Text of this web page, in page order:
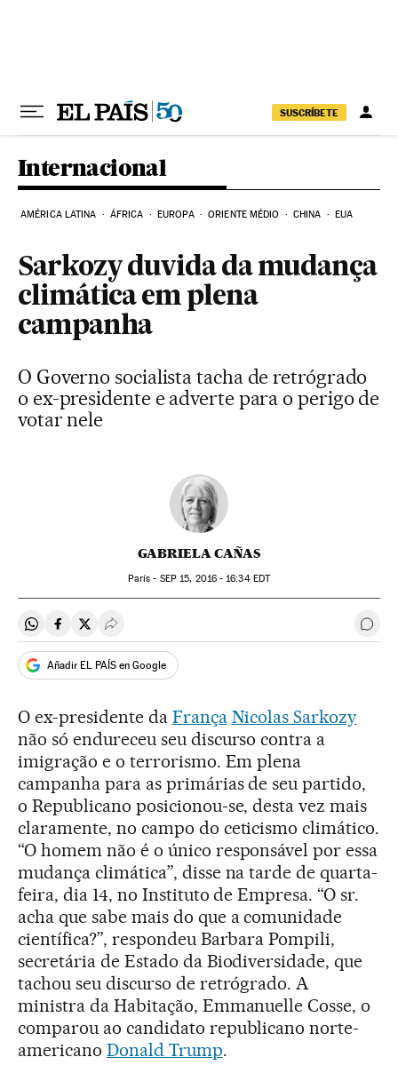
SUSCRÍBETE
Internacional
AMÉRICA LATINA ÁFRICA EUROPA ORIENTE MÉDIO CHINA EUA
Sarkozy duvida da mudança
climática em plena
campanha
O Governo socialista tacha de retrógrado
o ex-presidente e adverte para o perigo de
votar nele
GABRIELA CAÑAS
París - SEP 15, 2016 - 16:34EDT
Compartir en Whatsapp
Compartir en Facebook
Compartir en Twitter
Desplegar Redes Sociales
Añadir EL PAÍS en Google
O ex-presidente da França Nicolas Sarkozy
não só endureceu seu discurso contra a
imigração e o terrorismo. Em plena
campanha para as primárias de seu partido,
o Republicano posicionou-se, desta vez mais
claramente, no campo do ceticismo climático.
“O homem não é o único responsável por essa
mudança climática”, disse na tarde de quarta-
feira, dia 14, no Instituto de Empresa. “O sr.
acha que sabe mais do que a comunidade
científica?”, respondeu Barbara Pompili,
secretária de Estado da Biodiversidade, que
tachou seu discurso de retrógrado. A
ministra da Habitação, Emmanuelle Cosse, o
comparou ao candidato republicano norte-
americano Donald Trump.